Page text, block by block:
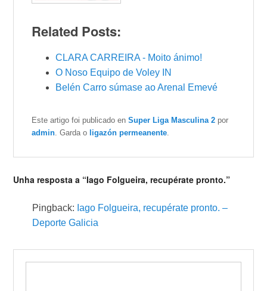
Related Posts:
CLARA CARREIRA - Moito ánimo!
O Noso Equipo de Voley IN
Belén Carro súmase ao Arenal Emevé
Este artigo foi publicado enSuper Liga Masculina 2 por
admin . Garda o ligazón permeanente
Unha resposta a “Iago Folgueira, recupérate pronto.”
Pingback: Iago Folgueira, recupérate pronto. –
Deporte Galicia